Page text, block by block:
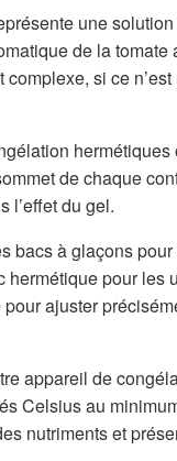
une
de la
si ce
de chaque
l’effet du gel.
bacs à glaçons
pour les
pour ajuster
appareil de
Celsius au
nutriments et